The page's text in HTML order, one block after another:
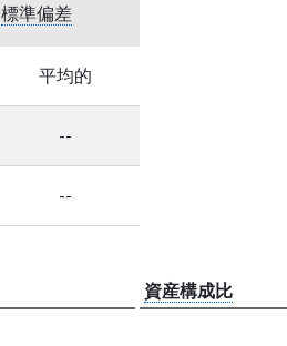
標準偏差
平均的
--
--
資産構成比